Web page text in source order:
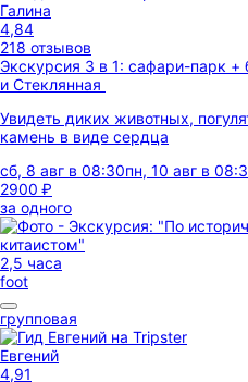
Галина
4,84
218 отзывов
Экскурсия 3 в 1: сафари-парк
и Стеклянная
Увидеть диких животных,
камень в виде сердца
сб, 8 авг в 08:30пн, 10 авг в
2900 ₽
за одного
2,5 часа
foot
групповая
Евгений
4,91